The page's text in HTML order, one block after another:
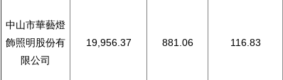
中山市華藝燈
飾照明股份有
限公司
19,956.37 881.06 116.83